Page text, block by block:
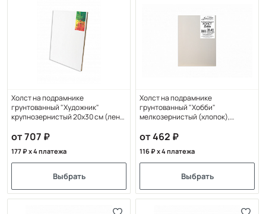
Холст на подрамнике
грунтованный "Художник"
крупнозернистый 20x30 см (лен/
от 707
177 x 4 платежа
Выбрать
Холст на подрамнике
грунтованный "Хобби"
мелкозернистый (хлопок),
от 462
116 x 4 платежа
Выбрать